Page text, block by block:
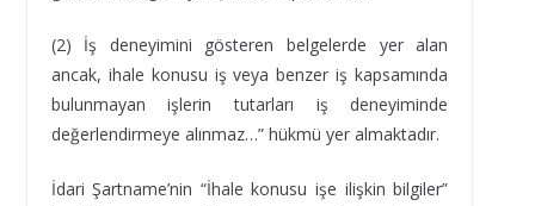
(2) İş deneyimini gösteren belgelerde yer alan
ancak, ihale konusu iş veya benzer iş kapsamında
bulunmayan işlerin tutarları iş deneyiminde
değerlendirmeye alınmaz…” hükmü yer almaktadır.
İdari Şartname’nin “İhale konusu işe ilişkin bilgiler”